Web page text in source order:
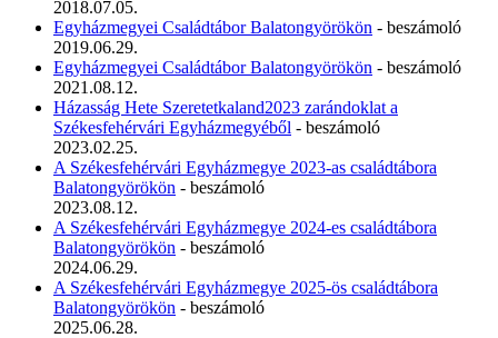
2018.07.05.
Egyházmegyei Családtábor Balatongyörökön - beszámoló
2019.06.29.
Egyházmegyei Családtábor Balatongyörökön - beszámoló
2021.08.12.
Házasság Hete Szeretetkaland2023 zarándoklat a
Székesfehérvári Egyházmegyéből - beszámoló
2023.02.25.
A Székesfehérvári Egyházmegye 2023-as családtábora
Balatongyörökön - beszámoló
2023.08.12.
A Székesfehérvári Egyházmegye 2024-es családtábora
Balatongyörökön - beszámoló
2024.06.29.
A Székesfehérvári Egyházmegye 2025-ös családtábora
Balatongyörökön - beszámoló
2025.06.28.